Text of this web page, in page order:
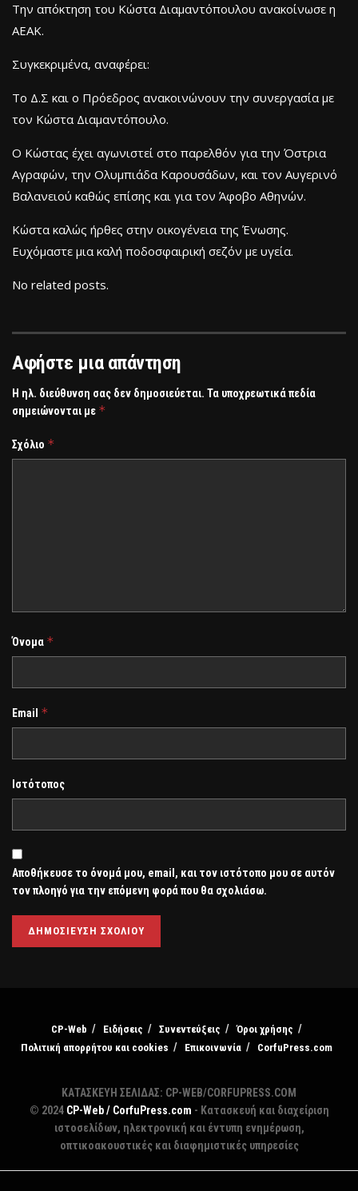
Την απόκτηση του Κώστα Διαμαντόπουλου ανακοίνωσε η
ΑΕΑΚ.
Συγκεκριμένα, αναφέρει:
Το Δ.Σ και ο Πρόεδρος ανακοινώνουν την συνεργασία με
τον Κώστα Διαμαντόπουλο.
Ο Κώστας έχει αγωνιστεί στο παρελθόν για την Όστρια
Αγραφών, την Ολυμπιάδα Καρουσάδων, και τον Αυγερινό
Βαλανειού καθώς επίσης και για τον Άφοβο Αθηνών.
Κώστα καλώς ήρθες στην οικογένεια της Ένωσης.
Ευχόμαστε μια καλή ποδοσφαιρική σεζόν με υγεία.
No related posts.
Αφήστε μια απάντηση
Η ηλ. διεύθυνση σας δεν δημοσιεύεται. Τα υποχρεωτικά πεδία
σημειώνονται με *
Σχόλιο *
Όνομα *
Email *
Ιστότοπος
Αποθήκευσε το όνομά μου, email, και τον ιστότοπο μου σε αυτόν
τον πλοηγό για την επόμενη φορά που θα σχολιάσω.
CP-Web Ειδήσεις Συνεντεύξεις
Όροι χρήσης
Πολιτική απορρήτου και cookies
Επικοινωνία CorfuPress.com
ΚΑΤΑΣΚΕΥΗ ΣΕΛΙΔΑΣ: CP-WEB/CORFUPRESS.COM
© 2024 CP-Web / CorfuPress.com - Κατασκευή και διαχείριση
ιστοσελίδων, ηλεκτρονική και έντυπη ενημέρωση,
οπτικοακουστικές και διαφημιστικές υπηρεσίες